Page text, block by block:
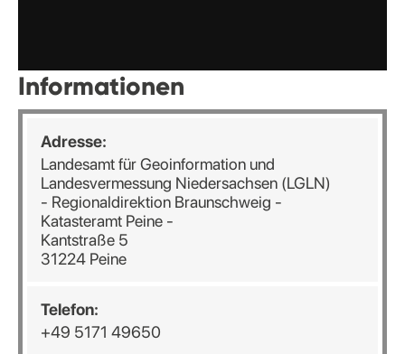
Informationen
Adresse:
Landesamt für Geoinformation und
Landesvermessung Niedersachsen (LGLN)
- Regionaldirektion Braunschweig -
Katasteramt Peine -
Kantstraße 5
31224 Peine
Telefon:
+49 5171 49650